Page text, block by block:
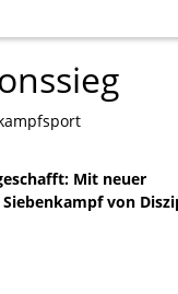
Mit neuer
von